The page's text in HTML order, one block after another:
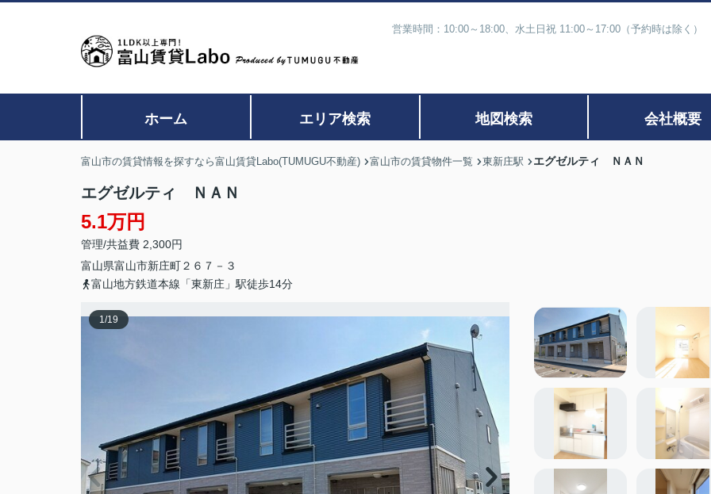
営業時間：10:00～18:00、水土日祝 11:00～17:00（予約時は除く
ホーム エリア検索 地図検索 会社概要
富山市の賃貸情報を探すなら富山賃貸Labo(TUMUGU不動産) 富山市の賃貸物件一覧 東新庄駅 エグゼルティ ＮＡＮ
エグゼルティ ＮＡＮ
5.1万円
管理/共益費 2,300円
富山県富山市新庄町２６７－３
富山地方鉄道本線「東新庄」駅徒歩14分
1/19